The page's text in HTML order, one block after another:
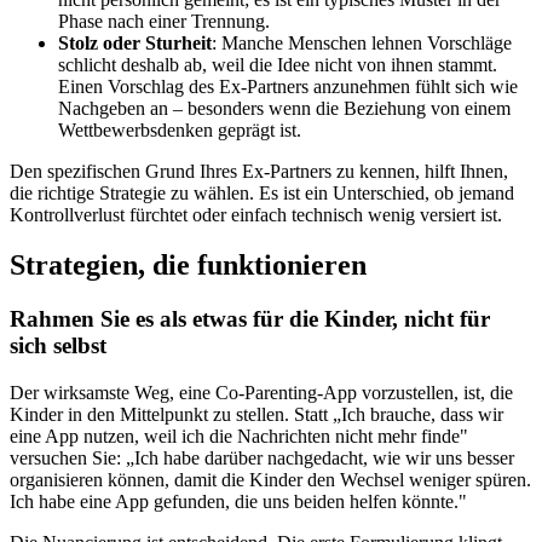
Phase nach einer Trennung.
Stolz oder Sturheit: Manche Menschen lehnen Vorschläge
schlicht deshalb ab, weil die Idee nicht von ihnen stammt.
Einen Vorschlag des Ex-Partners anzunehmen fühlt sich wie
Nachgeben an – besonders wenn die Beziehung von einem
Wettbewerbsdenken geprägt ist.
Den spezifischen Grund Ihres Ex-Partners zu kennen, hilft Ihnen,
die richtige Strategie zu wählen. Es ist ein Unterschied, ob jemand
Kontrollverlust fürchtet oder einfach technisch wenig versiert ist.
Strategien, die funktionieren
Rahmen Sie es als etwas für die Kinder, nicht für
sich selbst
Der wirksamste Weg, eine Co-Parenting-App vorzustellen, ist, die
Kinder in den Mittelpunkt zu stellen. Statt „Ich brauche, dass wir
eine App nutzen, weil ich die Nachrichten nicht mehr finde"
versuchen Sie: „Ich habe darüber nachgedacht, wie wir uns besser
organisieren können, damit die Kinder den Wechsel weniger spüren.
Ich habe eine App gefunden, die uns beiden helfen könnte."